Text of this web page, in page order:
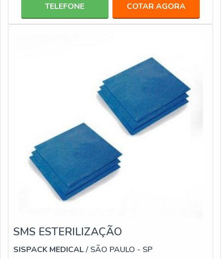
categoria de indicador é projetada em tubos que contam
com tampa que permite a permeabilidade do vapor.
TELEFONE COTAR AGORA
SMS ESTERILIZAÇÃO
SISPACK MEDICAL/ SÃO PAULO - SP